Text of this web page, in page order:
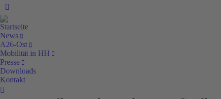
Facebook
Startseite
News
A26-Ost
Mobilität in HH
Presse
Downloads
Kontakt
Search: